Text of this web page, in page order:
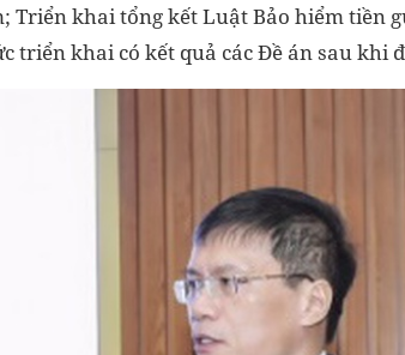
Triển khai tổng kết Luật Bảo hiểm tiền
triển khai có kết quả các Đề án sau khi